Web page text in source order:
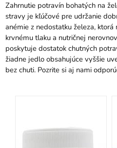
Zahrnutie potravín bohatých na
stravy je kľúčové pre udržanie
anémie z nedostatku železa,
krvnému tlaku a nutričnej
poskytuje dostatok chutných
žiadne jedlo obsahujúce vyššie
bez chuti. Pozrite si aj nami